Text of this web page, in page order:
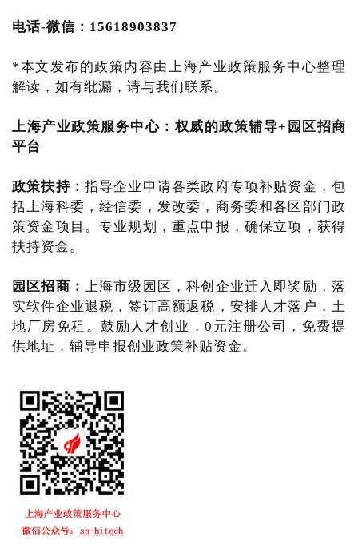
电话-微信：15618903837
*本文发布的政策内容由上海产业政策服务中心整理
解读，如有纰漏，请与我们联系。
上海产业政策服务中心 ：权威的政策辅导+园区招商
平台
政策扶持： 指导企业申请各类政府专项补贴资金，包
括上海科委，经信委，发改委，商务委和各区部门政
策资金项目。专业规划，重点申报，确保立项，获得
扶持资金。
园区招商： 上海市级园区，科创企业迁入即奖励，落
实软件企业退税，签订高额返税，安排人才落户，土
地厂房免租。鼓励人才创业，0元注册公司，免费提
供地址，辅导申报创业政策补贴资金。